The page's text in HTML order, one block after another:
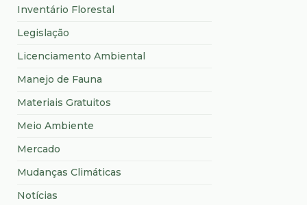
Inventário Florestal
Legislação
Licenciamento Ambiental
Manejo de Fauna
Materiais Gratuitos
Meio Ambiente
Mercado
Mudanças Climáticas
Notícias